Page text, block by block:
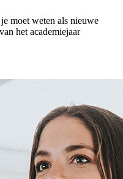
moet weten als nieuwe
het academiejaar